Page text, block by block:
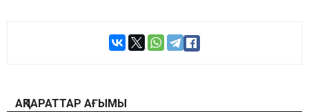
АҚПАРАТТАР АҒЫМЫ